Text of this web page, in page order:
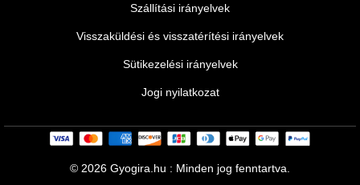
Szállítási irányelvek
Visszaküldési és visszatérítési irányelvek
Sütikezelési irányelvek
Jogi nyilatkozat
© 2026 Gyogira.hu : Minden jog fenntartva.